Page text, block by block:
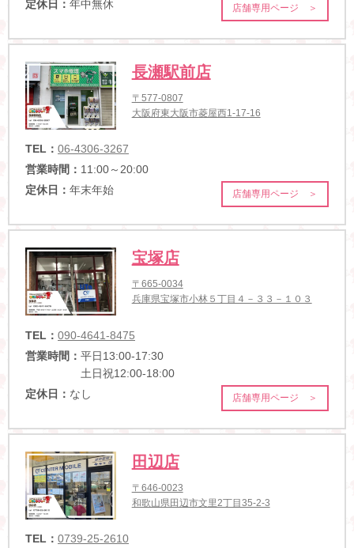
定休日： 年中無休 店舗専用ページ ＞
長瀬駅前店
〒577-0807
大阪府東大阪市菱屋西1-17-16
TEL： 06-4306-3267
営業時間： 11:00～20:00
定休日： 年末年始 店舗専用ページ ＞
宝塚店
〒665-0034
兵庫県宝塚市小林５丁目４－３３－１０３
TEL： 090-4641-8475
営業時間： 平日13:00-17:30
土日祝12:00-18:00
定休日： なし 店舗専用ページ ＞
田辺店
〒646-0023
和歌山県田辺市文里2丁目35-2-3
TEL： 0739-25-2610